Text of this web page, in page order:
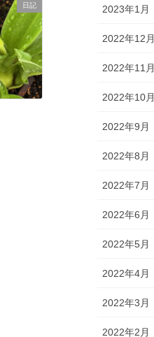
日記 2023年1月
2022年12月
2022年11月
2022年10月
2022年9月
2022年8月
2022年7月
2022年6月
2022年5月
2022年4月
2022年3月
2022年2月